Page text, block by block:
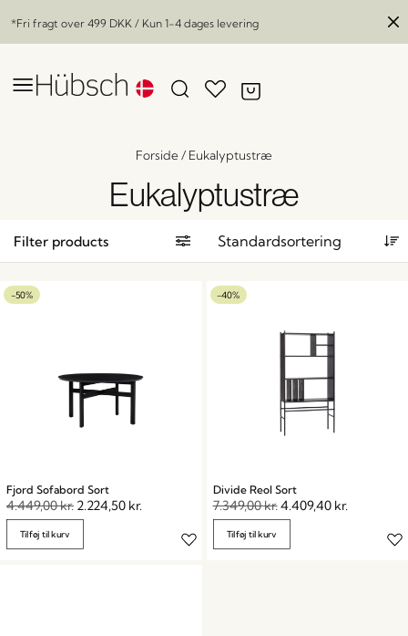
*Fri fragt over 499 DKK / Kun 1-4 dages levering
Forside/ Eukalyptustræ
Eukalyptustræ
Filter products
-50%
Fjord Sofabord Sort
4.449,00kr. 2.224,50 kr.
Tilføj til kurv
-40%
Divide Reol Sort
7.349,00kr.4.409,40 kr.
Tilføj til kurv